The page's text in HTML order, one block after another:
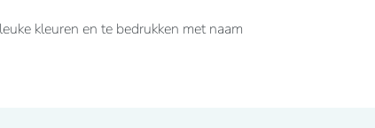
kleuren en te bedrukken met naam